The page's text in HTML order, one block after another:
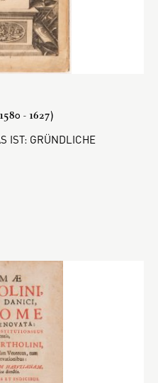
- 1627)
IST: GRÜNDLICHE